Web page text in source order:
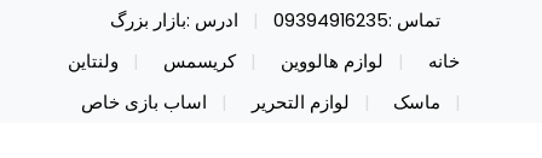
تماس :09394916235
ادرس :بازار بزرگ
خانه
لوازم هالووین کریسمس
ولنتاین
ماسک
لوازم التحریر اساب بازی خاص